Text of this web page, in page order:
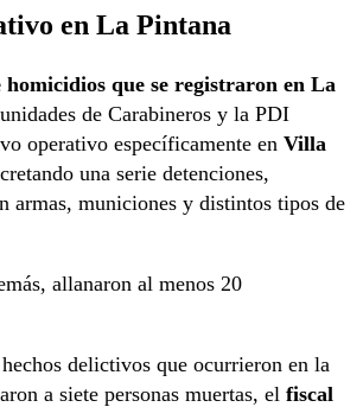
en La Pintana
homicidios que se registraron en La
de Carabineros y la PDI
operativo específicamente en Villa
una serie detenciones,
armas, municiones y distintos tipos de
allanaron al menos 20
delictivos que ocurrieron en la
a siete personas muertas, el fiscal